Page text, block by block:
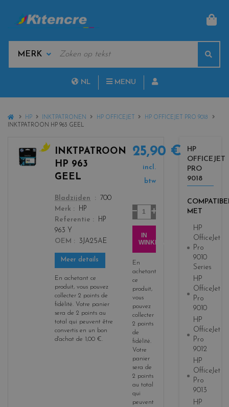
MANUFACTURERS
NL MENU
HOME
HP INKTPATRONEN HP OFFICEJET
HP OFFICEJET PRO 9018
INKTPATROON HP 963 GEEL
INKTPATROON
HP 963
GEEL
color
Bladzijden
700
Merk
HP
Referentie
HP
963 Y
OEM
3JA25AE
Meer details
En achetant ce
produit, vous pouvez
collecter 2 points de
fidélité. Votre panier
sera de 2 points au
total qui peuvent être
convertis en un bon
d'achat de 1,00 €.
25,90 €
incl.
btw
Aantal
IN
WINKELWAGEN
En
achetant
ce
produit,
vous
pouvez
collecter
2 points
de
fidélité.
Votre
panier
sera de
2 points
au total
qui
peuvent
HP
OFFICEJET
PRO
9018
MET
HP
OfficeJet
Pro
9010
Series
HP
OfficeJet
Pro
9010
HP
OfficeJet
Pro
9012
HP
OfficeJet
Pro
9013
HP